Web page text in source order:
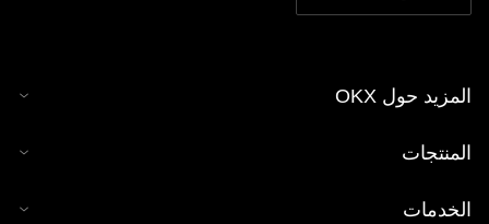
المزيد حول OKX
المنتجات
الخدمات